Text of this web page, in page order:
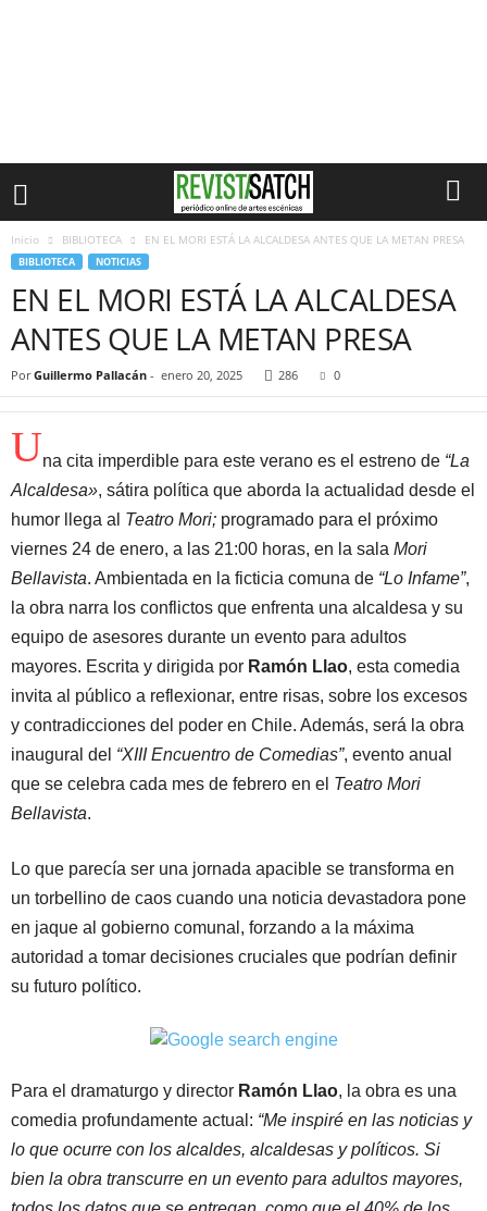
Inicio BIBLIOTECA EN EL MORI ESTÁ LA ALCALDESA ANTES QUE LA METAN PRESA
BIBLIOTECA NOTICIAS
EN EL MORI ESTÁ LA ALCALDESA
ANTES QUE LA METAN PRESA
Por Guillermo Pallacán - enero 20, 2025 286 0
Una cita imperdible para este verano es el estreno de “La
Alcaldesa», sátira política que aborda la actualidad desde el
humor llega al Teatro Mori; programado para el próximo
viernes 24 de enero, a las 21:00 horas, en la sala Mori
Bellavista. Ambientada en la ficticia comuna de “Lo Infame”,
la obra narra los conflictos que enfrenta una alcaldesa y su
equipo de asesores durante un evento para adultos
mayores. Escrita y dirigida por Ramón Llao, esta comedia
invita al público a reflexionar, entre risas, sobre los excesos
y contradicciones del poder en Chile. Además, será la obra
inaugural del “XIII Encuentro de Comedias”, evento anual
que se celebra cada mes de febrero en el Teatro Mori
Bellavista.
Lo que parecía ser una jornada apacible se transforma en
un torbellino de caos cuando una noticia devastadora pone
en jaque al gobierno comunal, forzando a la máxima
autoridad a tomar decisiones cruciales que podrían definir
su futuro político.
Para el dramaturgo y director Ramón Llao, la obra es una
comedia profundamente actual: “Me inspiré en las noticias y
lo que ocurre con los alcaldes, alcaldesas y políticos. Si
bien la obra transcurre en un evento para adultos mayores,